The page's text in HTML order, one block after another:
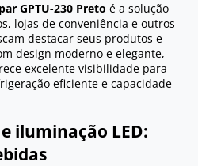
GPTU-230 Preto é a solução
lojas de conveniência e outros
destacar seus produtos e
design moderno e elegante,
excelente visibilidade para
eficiente e capacidade
iluminação LED: